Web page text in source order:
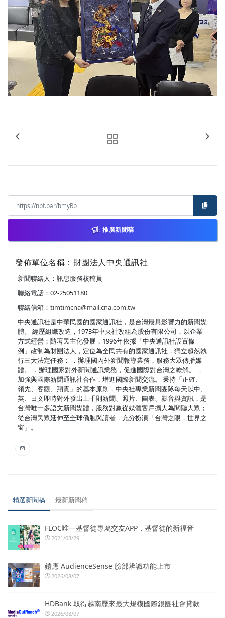
推廣新聞稿
發佈單位名稱：財團法人中央通訊社
新聞聯絡人：訊息服務核稿員
聯絡電話：02-25051180
聯絡信箱： timtimcna@mail.cna.com.tw
中央通訊社是中華民國的國家通訊社，是台灣最具影響力的新聞媒
體。 經歷組織改造，1973年中央社改組為股份有限公司，以企業
方式經營；隨著民主化發展，1996年依據「中央通訊社設置條
例」改制為財團法人，定位為全民共有的國家通訊社，獨立超然執
行三大法定任務： ．辦理國內外新聞報導業務，服務大眾傳播媒
體。 ．辦理國家對外新聞通訊業務，促進國際對台灣之瞭解。 ．
加強與國際新聞通訊社合作，增進國際新聞交流。 秉持「正確、
領先、客觀、翔實」的基本原則，中央社專業新聞團隊每天以中、
英、日文即時對外發出上千則新聞、照片、圖表、影音與資訊，是
台灣唯一多語文新聞媒體，服務對象從媒體客戶擴大為閱聽大眾；
從台灣民眾延伸至全球僑胞與讀者，充分扮演「台灣之眼，世界之
窗」。
精選新聞稿 最新新聞稿
FLOC唯一基督徒專屬交友APP，基督徒的新福音
2021/03/29
鎧應 AudienceSense 臉部辨識功能上市
2026/08/07
HDBank 取得越南歷來最大規模國際銀團社會貸款
2026/08/07